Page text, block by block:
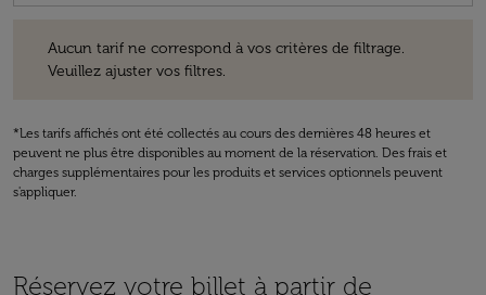
Aucun tarif ne correspond à vos critères de filtrage.
Veuillez ajuster vos filtres.
*Les tarifs affichés ont été collectés au cours des dernières 48 heures et
peuvent ne plus être disponibles au moment de la réservation. Des frais et
charges supplémentaires pour les produits et services optionnels peuvent
s'appliquer.
Réservez votre billet à partir de